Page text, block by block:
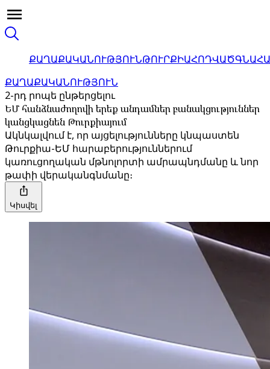
ՔԱՂԱՔԱԿԱՆՈՒԹՅՈՒՆԹՈՒՐՔԻԱՀՈԴՎԱԾ
ՔԱՂԱՔԱԿԱՆՈՒԹՅՈՒՆ
2-րդ րոպե ընթերցելու
ԵՄ հանձնաժողովի երեք անդամներ բանակցություններ
կանցկացնեն Թուրքիայում
Ակնկալվում է, որ այցելությունները կնպաստեն
Թուրքիա-ԵՄ հարաբերություններում
կառուցողական մթնոլորտի ամրապնդմանը և նոր
թափի վերականգնմանը։
Կիսվել